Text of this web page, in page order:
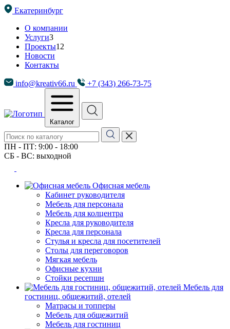
Екатеринбург
О компании
Услуги3
Проекты12
Новости
Контакты
info@kreativ66.ru +7 (343) 266-73-75
Каталог
ПН - ПТ: 9:00 - 18:00
СБ - ВС: выходной
Офисная мебель
Кабинет руководителя
Мебель для персонала
Мебель для колцентра
Кресла для руководителя
Кресла для персонала
Стулья и кресла для посетителей
Столы для переговоров
Мягкая мебель
Офисные кухни
Стойки ресепшн
Мебель для
гостиниц, общежитий, отелей
Матрасы и топперы
Мебель для общежитий
Мебель для гостиниц